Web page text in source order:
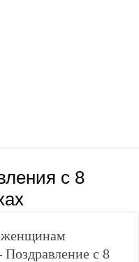
с 8
женщинам
с 8